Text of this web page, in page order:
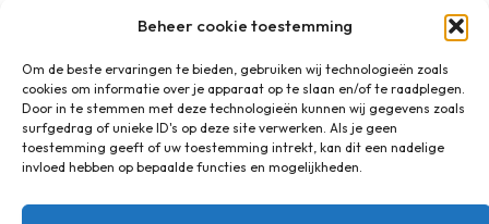
Beheer cookie toestemming
Om de beste ervaringen te bieden, gebruiken wij technologieën zoals
cookies om informatie over je apparaat op te slaan en/of te raadplegen.
Door in te stemmen met deze technologieën kunnen wij gegevens zoals
surfgedrag of unieke ID's op deze site verwerken. Als je geen
toestemming geeft of uw toestemming intrekt, kan dit een nadelige
invloed hebben op bepaalde functies en mogelijkheden.